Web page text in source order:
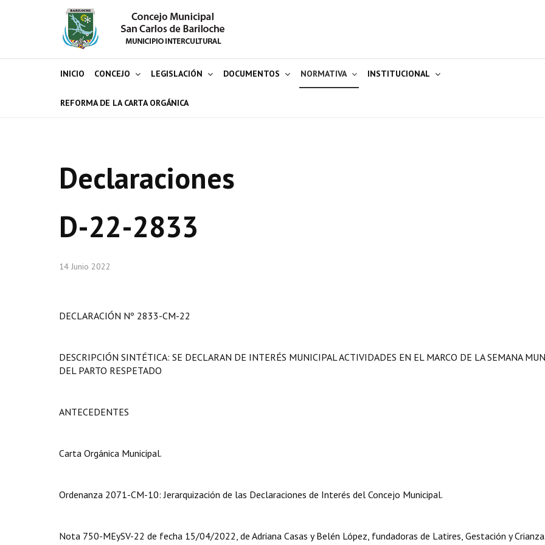
INICIO CONCEJO LEGISLACIÓN DOCUMENTOS NORMATIVA INSTITUCIONAL
REFORMA DE LA CARTA ORGÁNICA
Declaraciones
D-22-2833
14 Junio 2022
DECLARACIÓN Nº 2833-CM-22
DESCRIPCIÓN SINTÉTICA: SE DECLARAN DE INTERÉS MUNICIPAL ACTIVIDADES EN EL MARCO DE LA SEMANA
DEL PARTO RESPETADO
ANTECEDENTES
Carta Orgánica Municipal.
Ordenanza 2071-CM-10: Jerarquización de las Declaraciones de Interés del Concejo Municipal.
Nota 750-MEySV-22 de fecha 15/04/2022, de Adriana Casas y Belén López, fundadoras de Latires, Gestación y Crianza.